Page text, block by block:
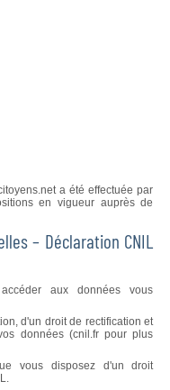
a été effectuée par
en vigueur auprès de
– Déclaration CNIL
aux données vous
d'un droit de rectification et
données (cnil.fr pour plus
vous disposez d'un droit